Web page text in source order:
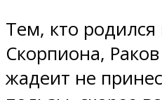
Тем, кто
Скорпиона,
жадеит не